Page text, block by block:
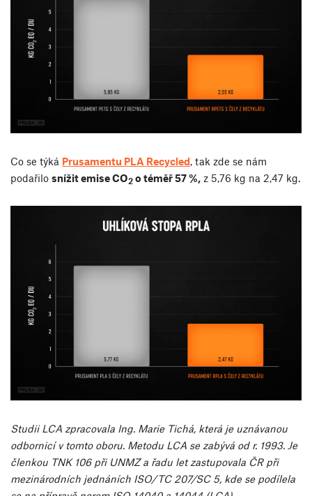
Co se týká Prusamentu PLA Recycled, tak zde se nám
podařilo snížit emise CO2 o téměř 57 %, z 5,76 kg na 2,47 kg.
Studii LCA zpracovala Ing. Marie Tichá, která je uznávanou
odbornicí v tomto oboru. Metodu LCA se zabývá od r. 1993. Je
členkou TNK 106 při UNMZ a řadu let zastupovala ČR při
mezinárodních jednáních ISO/TC 207/SC 5, kde se podílela